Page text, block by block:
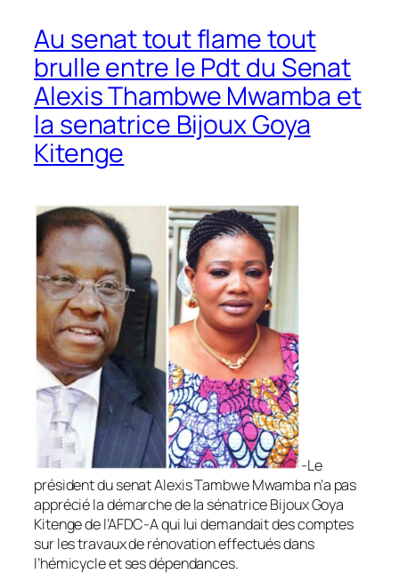
Au senat tout flame tout
brulle entre le Pdt du Senat
Alexis Thambwe Mwamba et
la senatrice Bijoux Goya
Kitenge
-Le
président du senat Alexis Tambwe Mwamba n’a pas
apprécié la démarche de la sénatrice Bijoux Goya
Kitenge de l’AFDC-A qui lui demandait des comptes
sur les travaux de rénovation effectués dans
l’hémicycle et ses dépendances.